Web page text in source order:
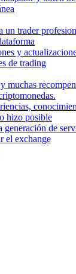
un trader
y
de trading
muchas
hizo posible
de
el exchange